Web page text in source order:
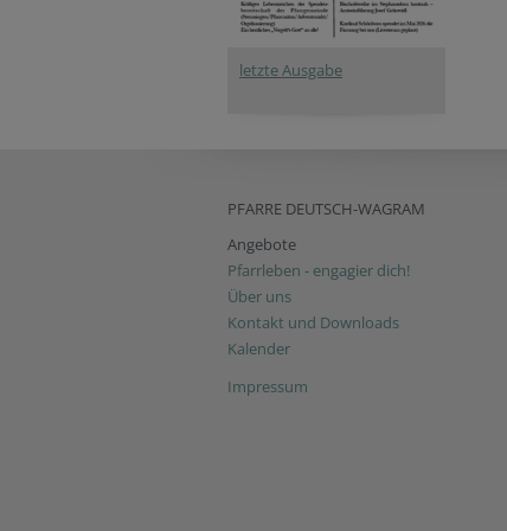
letzte Ausgabe
PFARRE DEUTSCH-WAGRAM
Angebote
Pfarrleben - engagier dich!
Über uns
Kontakt und Downloads
Kalender
Impressum